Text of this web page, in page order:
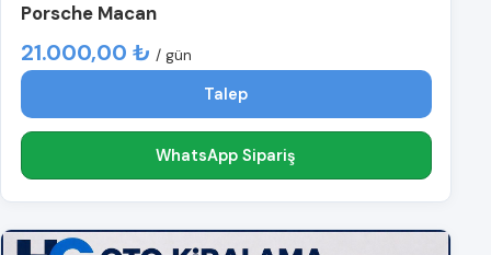
Porsche Macan
21.000,00 ₺ / gün
Talep
WhatsApp Sipariş